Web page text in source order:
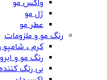
واکس مو
ژل مو
عطر مو
رنگ مو و ملزومات
کرم ،
رنگ مو و ابرو
بی رنگ